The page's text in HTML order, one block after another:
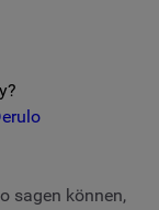
sagen können,